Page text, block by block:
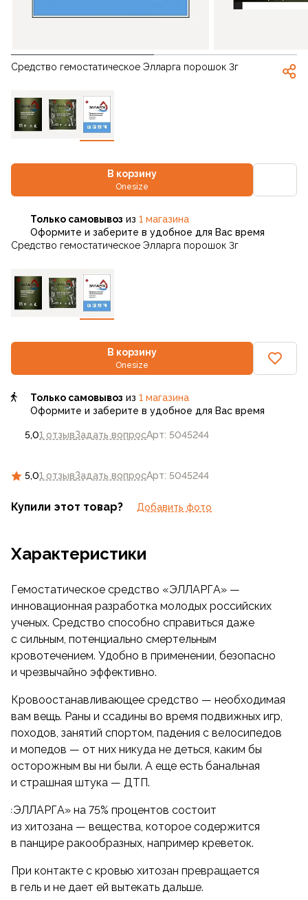
Средство гемостатическое Элларга порошок 3г
В корзину
Onesize
5,01 отзывЗадать вопросАрт: 5045244
Только самовывоз из 1 магазина
Оформите и заберите в удобное для Вас время
Средство гемостатическое Элларга порошок 3г
В корзину
Onesize
5,01 отзывЗадать вопросАрт: 5045244
Только самовывоз из 1 магазина
Оформите и заберите в удобное для Вас время
Купили этот товар? Добавить фото
Характеристики
Гемостатическое средство «ЭЛЛАРГА» —
инновационная разработка молодых российских
ученых. Средство способно справиться даже
с сильным, потенциально смертельным
кровотечением. Удобно в применении, безопасно
и чрезвычайно эффективно.
Кровоостанавливающее средство — необходимая
вам вещь. Раны и ссадины во время подвижных игр,
походов, занятий спортом, падения с велосипедов
и мопедов — от них никуда не деться, каким бы
осторожным вы ни были. А еще есть банальная
и страшная штука — ДТП.
«ЭЛЛАРГА» на 75% процентов состоит
из хитозана — вещества, которое содержится
в панцире ракообразных, например креветок.
При контакте с кровью хитозан превращается
в гель и не дает ей вытекать дальше.